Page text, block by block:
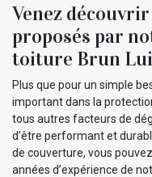
Venez
proposés par
toiture Brun
Plus que pour un simple
important dans la
tous autres facteurs de
d’être performant et
de couverture, vous
années d’expérience de